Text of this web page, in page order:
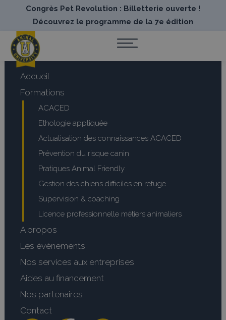
Congrès Pet Revolution : Billetterie ouverte !
Découvrez le programme de la 7e édition
Accueil
Formations
ACACED
Ethologie appliquée
Actualisation des connaissances ACACED
Prévention du risque canin
Pratiques Animal Friendly
Gestion des chiens difficiles en refuge
Supervision & coaching
Licence professionnelle métiers animaliers
A propos
Les événements
Nos services aux entreprises
Aides au financement
Nos partenaires
Contact